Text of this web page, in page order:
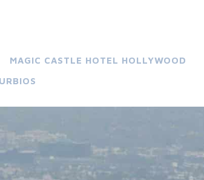
MAGIC CASTLE HOTEL HOLLYWOOD